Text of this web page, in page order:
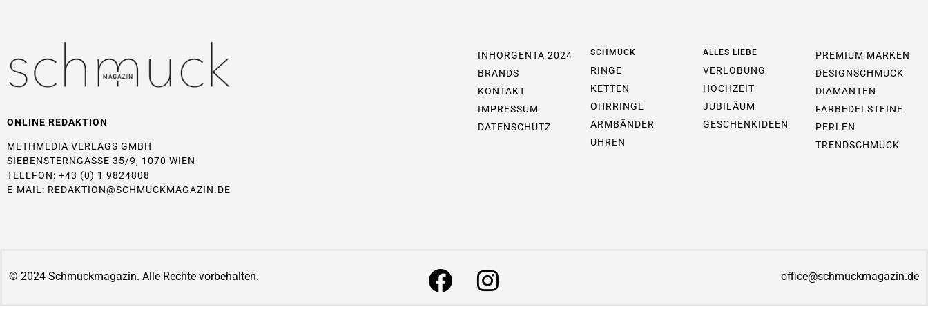
ONLINE REDAKTION
METHMEDIA VERLAGS GMBH
SIEBENSTERNGASSE 35/9, 1070 WIEN
TELEFON: +43 (0) 1 9824808
E-MAIL: REDAKTION@SCHMUCKMAGAZIN.DE
INHORGENTA 2024
BRANDS
KONTAKT
IMPRESSUM
DATENSCHUTZ
SCHMUCK
RINGE
KETTEN
OHRRINGE
ARMBÄNDER
UHREN
ALLES LIEBE
VERLOBUNG
HOCHZEIT
JUBILÄUM
GESCHENKIDEEN
PREMIUM MARKEN
DESIGNSCHMUCK
DIAMANTEN
FARBEDELSTEINE
PERLEN
TRENDSCHMUCK
© 2024 Schmuckmagazin. Alle Rechte vorbehalten. office@schmuckmagazin.de